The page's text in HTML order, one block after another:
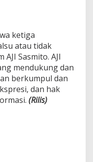
ketiga
atau tidak
Sasmito. AJI
mendukung dan
berkumpul dan
dan hak
(Rilis)